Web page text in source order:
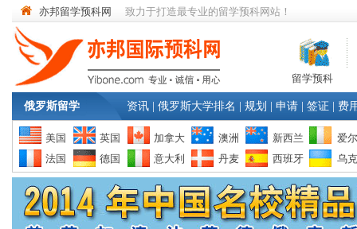
亦邦留学预科网 致力于打造最专业的留学预科网站！
留学预科
俄罗斯留学 资讯 俄罗斯大学排名 规划 申请 签证 费
美国 英国 加拿大 澳洲 新西兰
爱
法国
德国 意大利 丹麦 西班牙 乌